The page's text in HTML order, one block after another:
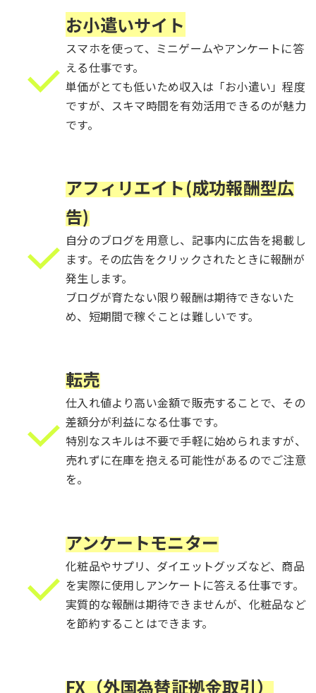
お小遣いサイト
スマホを使って、 ミニゲームやアンケートに答
える仕事です。
単価がとても低いため収入は「お小遣い」程度
ですが、 スキマ時間を有効活用できるのが魅力
です。
アフィリエイト(成功報酬型広
告)
自分のブログを用意し、記事内に広告を掲載し
ます。 その広告をクリックされたときに報酬が
発生します。
ブログが育たない限り報酬は期待できないた
め、 短期間で稼ぐことは難しいです。
転売
仕入れ値より高い金額で販売することで、その
差額分が利益になる仕事です。
特別なスキルは不要で手軽に始められますが、
売れずに在庫を抱える可能性があるのでご注意
を。
アンケートモニター
化粧品やサプリ、ダイエットグッズなど、 商品
を実際に使用しアンケートに答える仕事です。
実質的な報酬は期待できませんが、 化粧品など
を節約することはできます。
FX（外国為替証拠金取引）